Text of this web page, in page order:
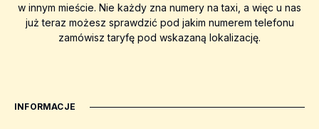
w innym mieście. Nie każdy zna numery na taxi, a więc u nas
już teraz możesz sprawdzić pod jakim numerem telefonu
zamówisz taryfę pod wskazaną lokalizację.
INFORMACJE